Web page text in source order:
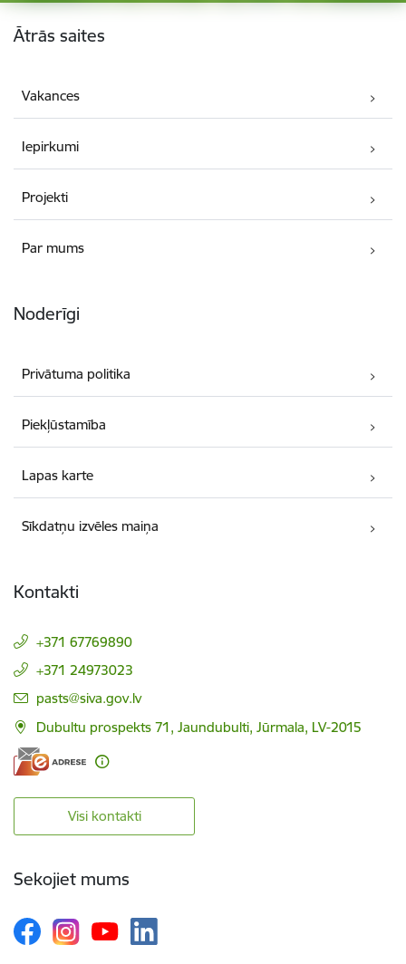
Kājene
Ātrās saites
Vakances
Iepirkumi
Projekti
Par mums
Noderīgi
Privātuma politika
Piekļūstamība
Lapas karte
Sīkdatņu izvēles maiņa
Kontakti
+371 67769890
+371 24973023
E-pasts:
pasts@siva.gov.lv
Dubultu prospekts 71, Jaundubulti, Jūrmala, LV-2015
Visi kontakti
Sekojiet mums